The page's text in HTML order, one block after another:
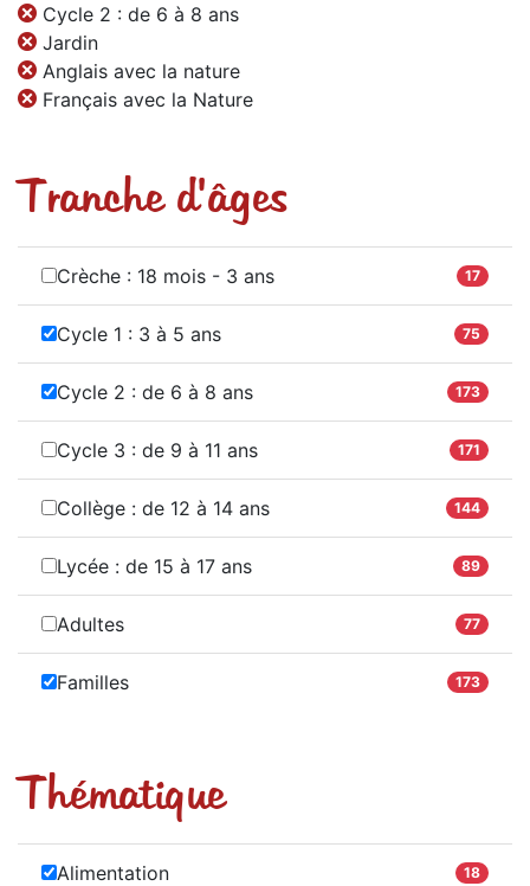
Cycle 2 : de 6 à 8 ans
Jardin
Anglais avec la nature
Français avec la Nature
Tranche d'âges
Crèche : 18 mois - 3 ans 17
Cycle 1 : 3 à 5 ans 75
Cycle 2 : de 6 à 8 ans 173
Cycle 3 : de 9 à 11 ans 171
Collège : de 12 à 14 ans 144
Lycée : de 15 à 17 ans 89
Adultes 77
Familles 173
Thématique
Alimentation 18